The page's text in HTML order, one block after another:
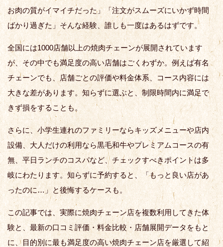
お肉の質がイマイチだった」「注文がスムーズにいかず時間
ばかり過ぎた」そんな経験、誰しも一度はあるはずです。
全国には1000店舗以上の焼肉チェーンが展開されています
が、その中でも満足度の高い店舗はごくわずか。例えば有名
チェーンでも、店舗ごとの評価や料金体系、コース内容には
大きな差があります。知らずに選ぶと、制限時間内に満足で
きず損をすることも。
さらに、小学生連れのファミリーならキッズメニューや店内
設備、大人だけの利用なら黒毛和牛やプレミアムコースの有
無、平日ランチのコスパなど、チェックすべきポイントは多
岐にわたります。知らずに予約すると、「もっと良い店があ
ったのに…」と後悔するケースも。
この記事では、実際に焼肉チェーン店を複数利用してきた体
験と、最新の口コミ評価・料金比較・店舗展開データをもと
に、目的別に最も満足度の高い焼肉チェーン店を厳選して紹